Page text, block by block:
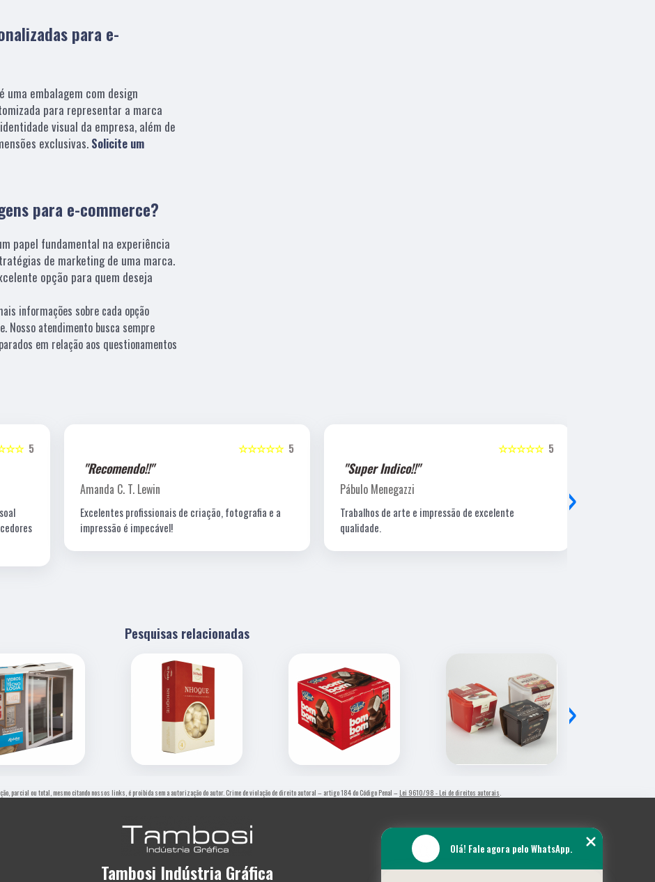
para e-
é uma embalagem com design
para representar a marca
visual da empresa, além de
exclusivas. Solicite um
para e-commerce?
papel fundamental na experiência
de marketing de uma marca.
opção para quem deseja
informações sobre cada opção
Nosso atendimento busca sempre
em relação aos questionamentos
5 5
☆☆☆☆☆
"Recomendo!!"
Amanda C. T. Lewin
Excelentes profissionais de criação, fotografia e a
impressão é impecável!
5
☆☆☆☆☆
"Super Indico!!"
Pábulo Menegazzi
Trabalhos de arte e impressão de excelente
qualidade.
›
Pesquisas relacionadas
›
parcial ou total, mesmo citando nossos links, é proibida sem a autorização do autor. Crime de violação de direito autoral – artigo 184 do Código Penal – Lei 9610/98 - Lei de direitos autorais
Tambosi Indústria Gráfica
Olá! Fale agora pelo WhatsApp.